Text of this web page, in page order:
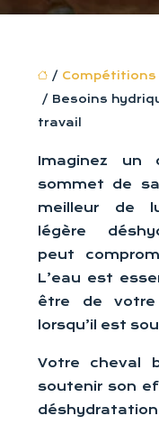
/
/ Besoins
travail
Imaginez un
sommet de
meilleur de
légère
peut
L’eau est
être de votre
lorsqu’il est
Votre cheval
soutenir son